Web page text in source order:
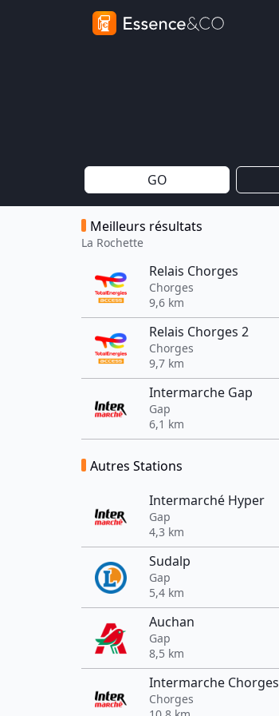
GO
Meilleurs résultats
La Rochette
Relais Chorges
Chorges
9,6 km
Relais Chorges 2
Chorges
9,7 km
Intermarche Gap
Gap
6,1 km
Autres Stations
Intermarché Hyper
Gap
4,3 km
Sudalp
Gap
5,4 km
Auchan
Gap
8,5 km
Intermarche Chorges
Chorges